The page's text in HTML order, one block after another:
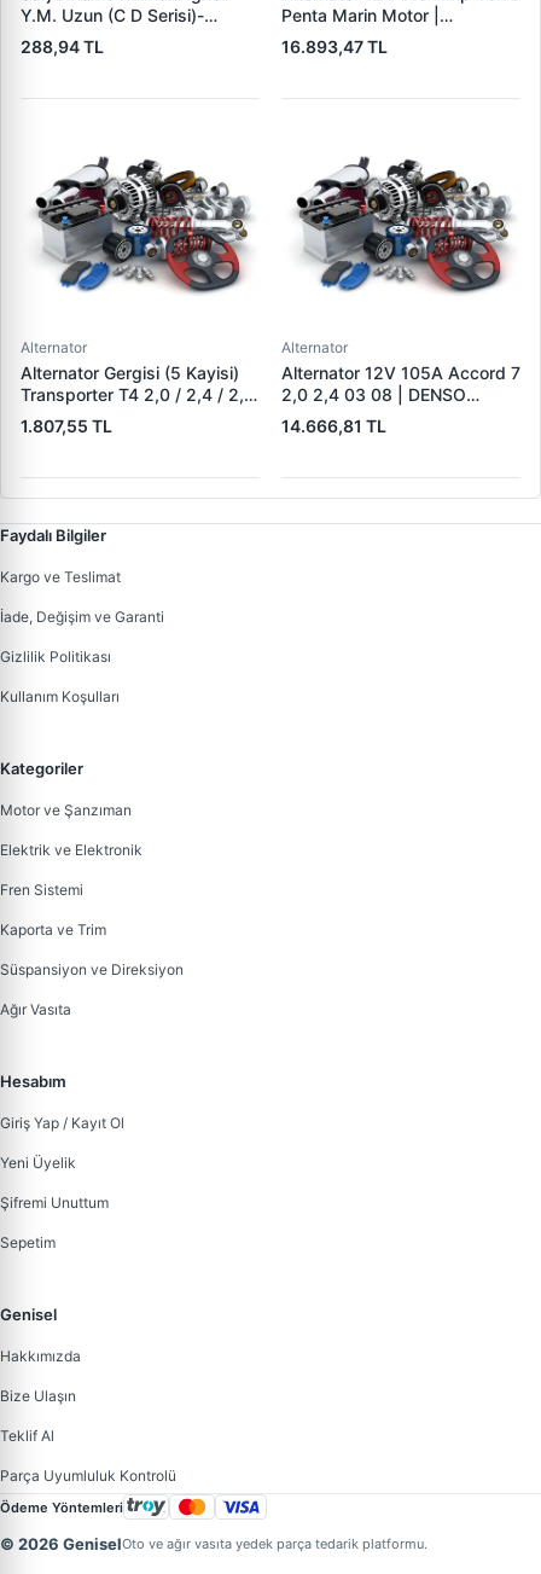
Y.M. Uzun (C D Serisi)-
(Alternator) - Tumosan
Maxima 9100 Serisi / Traktor
LUCAS 619 204 92
288,94 TL
Penta Marin Motor |
MITSUBISHI A3TR0091 |
OEM 303911 3587216
16.893,47 TL
Alternator
Alternator Gergisi (5 Kayisi)
Transporter T4 2,0 / 2,4 / 2,5
Aab Aac Aaf Acu Acv Aen
Aet Aeu Aja Ajt Apl Auf Avt
OEM 044903315C
1.807,55 TL
Alternator
Alternator 12V 105A Accord 7
2,0 2,4 03 08 | DENSO
DAN1375 | OEM 31100-RAA-
A01
14.666,81 TL
Faydalı Bilgiler
Kargo ve Teslimat
İade, Değişim ve Garanti
Gizlilik Politikası
Kullanım Koşulları
Kategoriler
Motor ve Şanzıman
Elektrik ve Elektronik
Fren Sistemi
Kaporta ve Trim
Süspansiyon ve Direksiyon
Ağır Vasıta
Hesabım
Giriş Yap / Kayıt Ol
Yeni Üyelik
Şifremi Unuttum
Sepetim
Genisel
Hakkımızda
Bize Ulaşın
Teklif Al
Parça Uyumluluk Kontrolü
Ödeme Yöntemleri
© 2026 GeniselOto ve ağır vasıta yedek parça tedarik platformu.